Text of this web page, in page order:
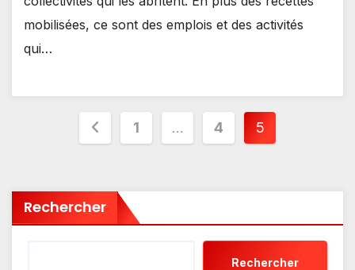
mobilisées, ce sont des emplois et des activités
qui…
Pagination
publications
1 … 4 5
Rechercher
Rechercher